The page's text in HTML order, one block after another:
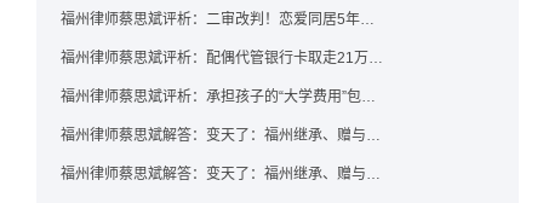
福州律师蔡思斌评析：二审改判！恋爱同居5年为女友买车，分手后能要回吗？
福州律师蔡思斌评析：配偶代管银行卡取走21万，离婚后这笔钱还要得回来吗？
福州律师蔡思斌评析：承担孩子的“大学费用”包括高额留学费用吗？
福州律师蔡思斌解答：变天了：福州继承、赠与房产转让要收20%个税？福州国税官方回复来了！
福州律师蔡思斌解答：变天了：福州继承、赠与房产转让要收20%个税？福州国税官方回答来了！